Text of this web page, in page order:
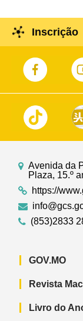
Inscrição
Avenida da
Plaza, 15.º
https://
(853)2833
GOV.MO
Revista
Livro do